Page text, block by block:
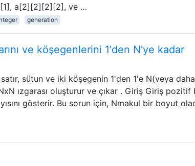
a[2][2][2][2], ve …
generation
ve köşegenlerini 1'den N'ye kadar
sütun ve iki köşegenin 1'den 1'e N(veya daha
ızgarası oluşturur ve çıkar . Giriş Giriş pozitif
gösterir. Bu sorun için, Nmakul bir boyut